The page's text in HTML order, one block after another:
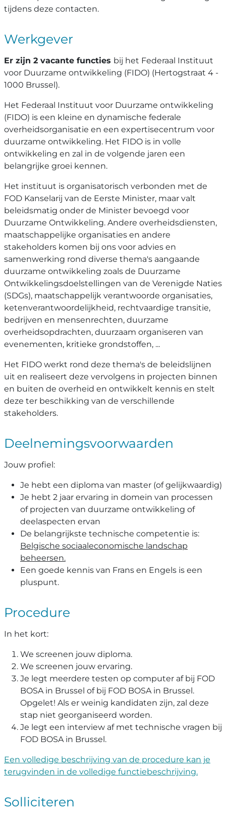
tijdens deze contacten.
Werkgever
Er zijn 2 vacante functies bij het Federaal Instituut
voor Duurzame ontwikkeling (FIDO) (Hertogstraat 4 -
1000 Brussel).
Het Federaal Instituut voor Duurzame ontwikkeling
(FIDO) is een kleine en dynamische federale
overheidsorganisatie en een expertisecentrum voor
duurzame ontwikkeling. Het FIDO is in volle
ontwikkeling en zal in de volgende jaren een
belangrijke groei kennen.
Het instituut is organisatorisch verbonden met de
FOD Kanselarij van de Eerste Minister, maar valt
beleidsmatig onder de Minister bevoegd voor
Duurzame Ontwikkeling. Andere overheidsdiensten,
maatschappelijke organisaties en andere
stakeholders komen bij ons voor advies en
samenwerking rond diverse thema's aangaande
duurzame ontwikkeling zoals de Duurzame
Ontwikkelingsdoelstellingen van de Verenigde Naties
(SDGs), maatschappelijk verantwoorde organisaties,
ketenverantwoordelijkheid, rechtvaardige transitie,
bedrijven en mensenrechten, duurzame
overheidsopdrachten, duurzaam organiseren van
evenementen, kritieke grondstoffen, ...
Het FIDO werkt rond deze thema's de beleidslijnen
uit en realiseert deze vervolgens in projecten binnen
en buiten de overheid en ontwikkelt kennis en stelt
deze ter beschikking van de verschillende
stakeholders.
Deelnemingsvoorwaarden
Jouw profiel:
Je hebt een diploma van master (of gelijkwaardig)
Je hebt 2 jaar ervaring in domein van processen
of projecten van duurzame ontwikkeling of
deelaspecten ervan
De belangrijkste technische competentie is:
Belgische sociaaleconomische landschap
beheersen.
Een goede kennis van Frans en Engels is een
pluspunt.
Procedure
In het kort:
We screenen jouw diploma.
We screenen jouw ervaring.
Je legt meerdere testen op computer af bij FOD
BOSA in Brussel of bij FOD BOSA in Brussel.
Opgelet! Als er weinig kandidaten zijn, zal deze
stap niet georganiseerd worden.
Je legt een interview af met technische vragen bij
FOD BOSA in Brussel.
Een volledige beschrijving van de procedure kan je
terugvinden in de volledige functiebeschrijving.
Solliciteren